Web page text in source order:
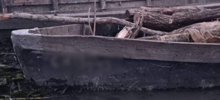
Din fericire, nimeni nu a avut de suferit, iar reprezentanții
comunității au mulțumit atât pompierilor din Drochia, cât și
localnicilor care au intervenit prompt și au contribuit la
limitarea pagubelor.